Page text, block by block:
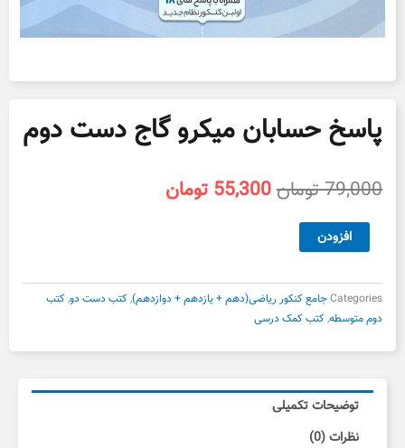
پاسخ حسابان میکرو گاج دست دوم
79,000تومانقیمت
55,300 تومان
حسابان
گاج
دست
دوم
عدد
افزودن
Categoriesجامع کنکور ریاضی(دهم + یازدهم + دوازدهم),کتب دست دو,کتب
دوم متوسطه,کتب کمک درسی
توضیحات تکمیلی
نظرات (0)